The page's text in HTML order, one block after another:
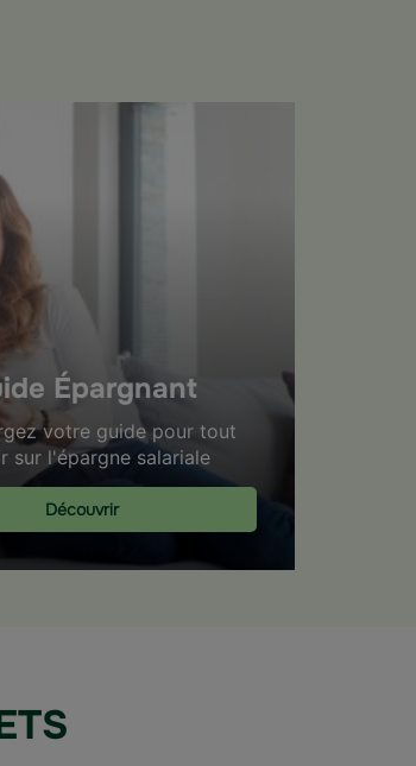
Épargnant
votre guide pour tout
sur l'épargne salariale
Découvrir